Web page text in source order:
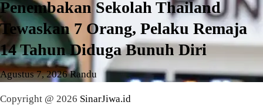
Penembakan Sekolah Thailand
Tewaskan 7 Orang, Pelaku Remaja
14 Tahun Diduga Bunuh Diri
Agustus 7, 2026Randu
Copyright @ 2026 SinarJiwa.id